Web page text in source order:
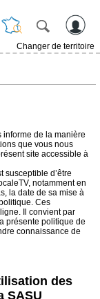
Changer de territoire
informe de la manière
que vous nous
site accessible à
susceptible d’être
notamment en
la date de sa mise à
Ces
Il convient par
présente politique de
connaissance de
des
SASU